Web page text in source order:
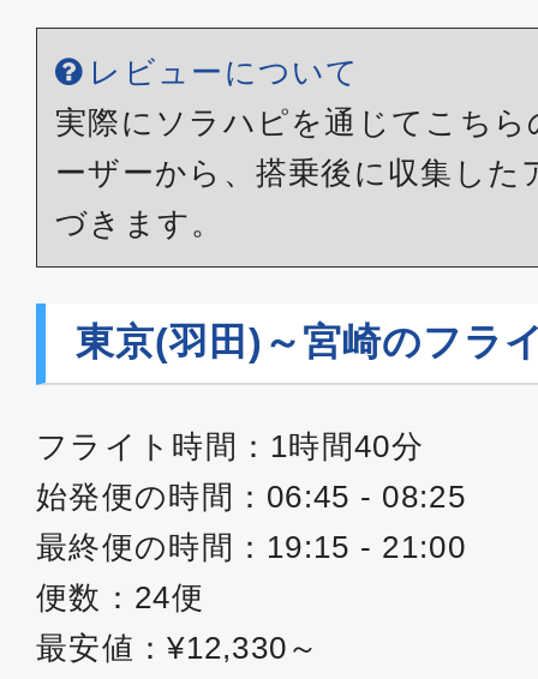
JAL695
クラスJ
東京(羽田)
16:25
宮崎
東京(羽田)
18:55
宮崎
レビューについて
実際にソラハピを通じてこち
ーザーから、搭乗後に収集した
づきます。
東京(羽田)～宮崎のフラ
フライト時間：1時間40分
始発便の時間：06:45 - 08:25
最終便の時間：19:15 - 21:00
便数：24便
最安値：¥12,330～